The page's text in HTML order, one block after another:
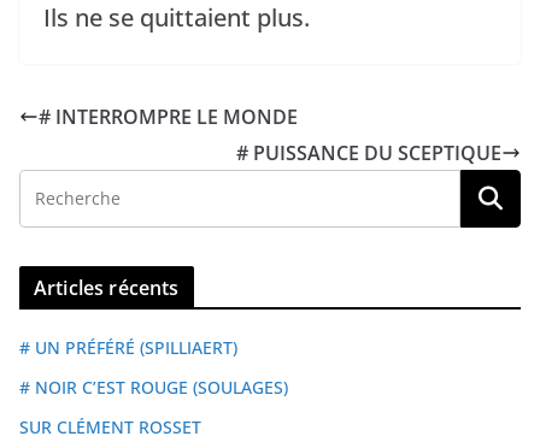
Ils ne se quittaient plus.
# INTERROMPRE LE MONDE
# PUISSANCE DU SCEPTIQUE
Articles récents
# UN PRÉFÉRÉ (SPILLIAERT)
# NOIR C’EST ROUGE (SOULAGES)
SUR CLÉMENT ROSSET